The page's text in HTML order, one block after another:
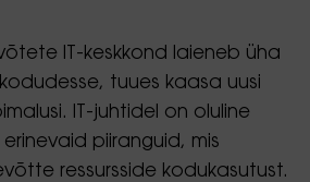
IT-keskkond laieneb üha
tuues kaasa uusi
IT-juhtidel on oluline
piiranguid, mis
ressursside kodukasutust.